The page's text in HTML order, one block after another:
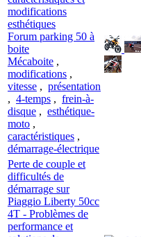
modifications
esthétiques
Forum parking 50 à
boite
Mécaboite ,
modifications ,
vitesse , présentation
, 4-temps , frein-à-
disque , esthétique-
moto ,
caractéristiques ,
démarrage-électrique
Perte de couple et
difficultés de
démarrage sur
Piaggio Liberty 50cc
4T - Problèmes de
performance et